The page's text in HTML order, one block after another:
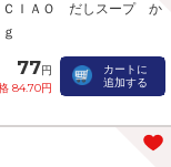
ＣＩＡＯ だしスープ か
77円
84.70円
カートに
追加する